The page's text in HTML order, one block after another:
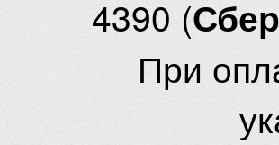
4390 (
При